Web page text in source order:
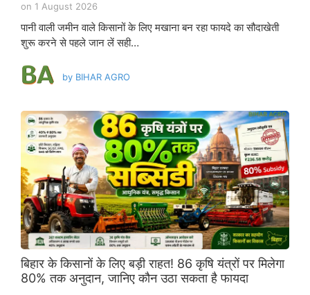
on 1 August 2026
पानी वाली जमीन वाले किसानों के लिए मखाना बन रहा फायदे का सौदाखेती
शुरू करने से पहले जान लें सही…
by BIHAR AGRO
बिहार के किसानों के लिए बड़ी राहत! 86 कृषि यंत्रों पर मिलेगा
80% तक अनुदान, जानिए कौन उठा सकता है फायदा